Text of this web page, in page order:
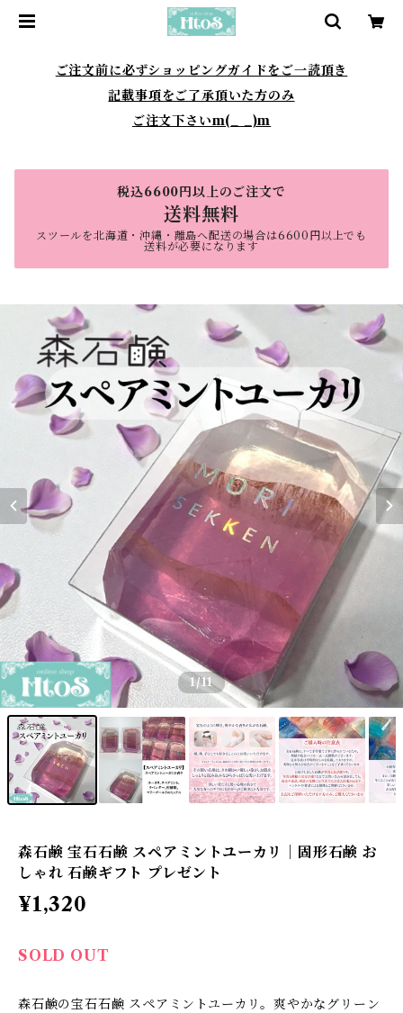
ご注文前に必ずショッピングガイドをご一読頂き
記載事項をご了承頂いた方のみ
ご注文下さいm(_ _)m
税込6600円以上のご注文で
送料無料
スツールを北海道・沖縄・離島へ配送の場合は6600円以上でも
送料が必要になります
1/11
森石鹸 宝石石鹸 スペアミントユーカリ｜固形石鹸 お
しゃれ 石鹸ギフト プレゼント
¥1,320
SOLD OUT
森石鹸の宝石石鹸 スペアミントユーカリ。爽やかなグリーン